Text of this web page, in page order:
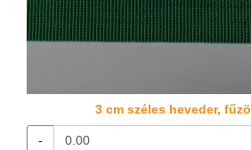
3 cm széles heveder,
-